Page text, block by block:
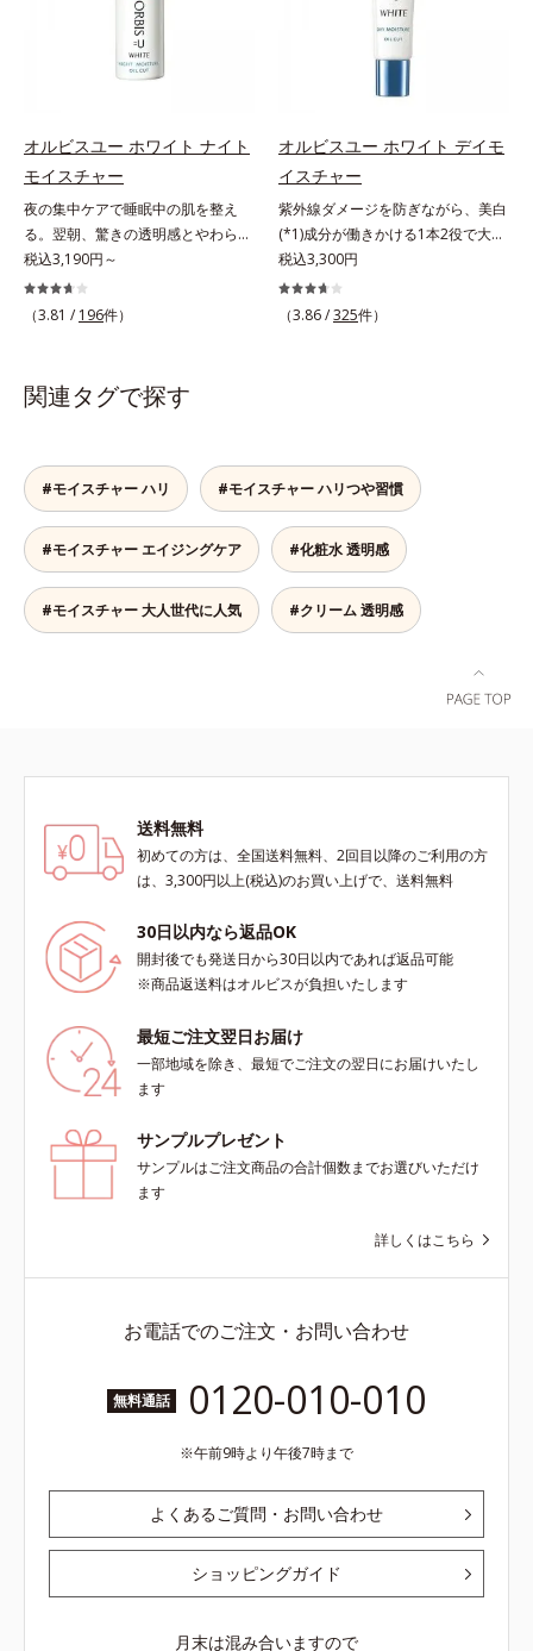
ーラ化成研究所調べ）
タイプ（普通肌～乾性肌）*1 γ－グ
ルタミン酸ポリペプチド、２－メタ
クリロイルオキシエチルホスホリル
コリン・メタクリル酸ブチル共重合
ミ・ソバカスを防ぐ*3 日本化粧品
業界で初めてメラニンの第三のルー
トに着目し、日本放射線影響学会第
53回大会で2010年10月に初めて発
表したこと*4 うるおいにより透明
感のある肌*5 うるおいによる*6 メ
ラノサイトまで*7 シミ・ソバカス
が肌表面にあらわれること*8 L-ア
透明感のなさなどの「面」での透明
感を阻害する原因を引き起こしてい
ることがわかりました。そこでオル
ビス ブライト シリーズは「メラニ
タミンC(*7)」を採用。肌奥(*6)まで
浸透し、シミやソバカスの原因とな
るメラニンの生成を食い止めます。
またオルビス独自成分の「ブライト
VCコンプレックス(*8)」が、透明感
を阻害する原因(*9)にアプローチし
ます。さらに肌表面のなめらかさや
みずみずしさをサポートするため
透明感を包括的にサポート。全方位
ケアのアプローチによって、肌本来
プ（脂性肌～普通肌）M＝しっとり
タイプ（普通肌～乾性肌）*1 シ
ミ・ソバカスが肌表面にあらわれる
こと*2 メラニンの生成を抑え、シ
ミ・ソバカスを防ぐ*3 うるおいに
よる透明感のある肌*4 日本化粧品
業界で初めてメラニンの第三のルー
ローチして、澄みわたる美肌を目指
します。*1 年齢を重ねた肌*2 メラ
ニンが過剰に生成する状態*3 メラ
ニンの生成を抑え、シミ・ソバカス
オルビスユー ホワイト ナイト
モイスチャー
夜の集中ケアで睡眠中の肌を整え
る。翌朝、驚きの透明感とやわらか
さを感じて。若々しく透明感のある
美肌を構成する要素と、年齢肌(*1)
のメラニン生成にアプローチして、
の理論を応用し、全方位的に肌の底
上げを図ります。さらに、シミと年
齢肌の“メラニンメタボ(*2)”にアプ
ローチして、澄みわたる美肌を目指
します。*1 年齢を重ねた肌*2 メラ
ニンが過剰に生成する状態
税込3,190円～
（3.81 / 196件）
オルビスユー ホワイト デイモ
イスチャー
紫外線ダメージを防ぎながら、美白
(*1)成分が働きかける1本2役で大人
の肌を守りぬく。若々しく透明感の
ある美肌を構成する要素と、年齢肌
(*2)のメラニン生成にアプローチし
な年齢肌の“メラニンメタボ(*3)”に
アプローチして、澄みわたる美肌を
目指します。*1 メラニンの生成を
抑え、シミ・ソバカスを防ぐ*2 年
齢を重ねた肌*3 メラニンが過剰に
生成する状態
税込3,300円
（3.86 /325件）
関連タグで探す
#モイスチャー ハリ #モイスチャー ハリつや習慣
#モイスチャー エイジングケア #化粧水 透明感
#モイスチャー 大人世代に人気 #クリーム 透明感
送料無料
初めての方は、全国送料無料、2回目以降のご利用の方
は、3,300円以上(税込)のお買い上げで、送料無料
30日以内なら返品OK
開封後でも発送日から30日以内であれば返品可能
※商品返送料はオルビスが負担いたします
最短ご注文翌日お届け
一部地域を除き、最短でご注文の翌日にお届けいたし
ます
サンプルプレゼント
サンプルはご注文商品の合計個数までお選びいただけ
ます
詳しくはこちら
お電話でのご注文・お問い合わせ
無料通話 0120-010-010
午前9時より午後7時まで
よくあるご質問・お問い合わせ
ショッピングガイド
月末は混み合いますので